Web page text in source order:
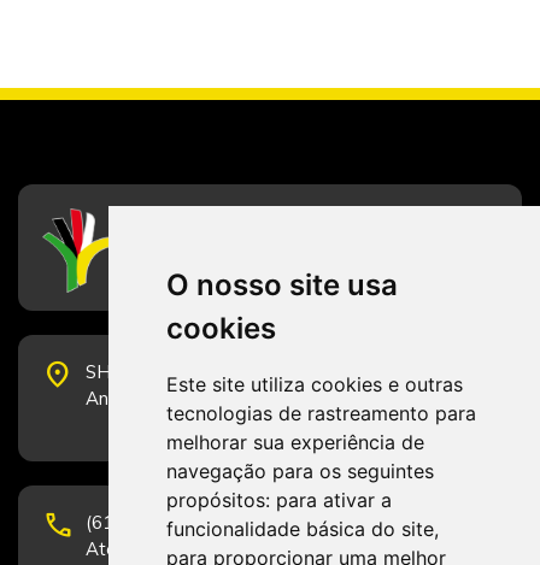
O nosso site usa
cookies
Este site utiliza cookies e outras
tecnologias de rastreamento para
melhorar sua experiência de
navegação para os seguintes
propósitos: para ativar a
funcionalidade básica do site,
para proporcionar uma melhor
place
SHS Quadra 6, Bloco E, Complexo Brasil 21, 20º
Andar, Sala 2001 - CEP 70322-915 - Brasília/DF
phone
(61) 3223-1652 e (61) 98131-3801.
Atendimento por telefone em horário comercial